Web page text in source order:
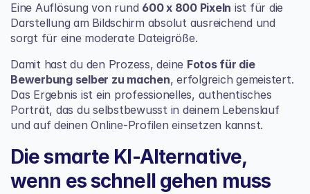
Eine Auflösung von rund 600 x 800 Pixeln ist für die
Darstellung am Bildschirm absolut ausreichend und
sorgt für eine moderate Dateigröße.
Damit hast du den Prozess, deine Fotos für die
Bewerbung selber zu machen, erfolgreich gemeistert.
Das Ergebnis ist ein professionelles, authentisches
Porträt, das du selbstbewusst in deinem Lebenslauf
und auf deinen Online-Profilen einsetzen kannst.
Die smarte KI-Alternative,
wenn es schnell gehen muss